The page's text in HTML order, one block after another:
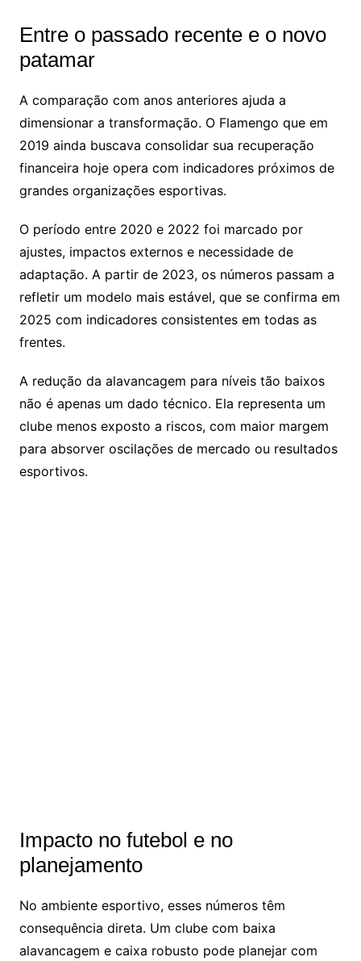
Entre o passado recente e o novo
patamar
A comparação com anos anteriores ajuda a
dimensionar a transformação. O Flamengo que em
2019 ainda buscava consolidar sua recuperação
financeira hoje opera com indicadores próximos de
grandes organizações esportivas.
O período entre 2020 e 2022 foi marcado por
ajustes, impactos externos e necessidade de
adaptação. A partir de 2023, os números passam a
refletir um modelo mais estável, que se confirma em
2025 com indicadores consistentes em todas as
frentes.
A redução da alavancagem para níveis tão baixos
não é apenas um dado técnico. Ela representa um
clube menos exposto a riscos, com maior margem
para absorver oscilações de mercado ou resultados
esportivos.
Impacto no futebol e no
planejamento
No ambiente esportivo, esses números têm
consequência direta. Um clube com baixa
alavancagem e caixa robusto pode planejar com